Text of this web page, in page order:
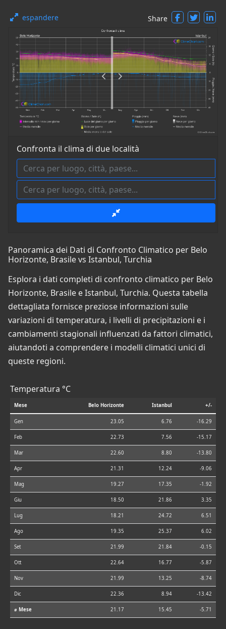
espandere Share
Confronta il clima di due località
Panoramica dei Dati di Confronto Climatico per Belo
Horizonte, Brasile vs Istanbul, Turchia
Esplora i dati completi di confronto climatico per Belo
Horizonte, Brasile e Istanbul, Turchia. Questa tabella
dettagliata fornisce preziose informazioni sulle
variazioni di temperatura, i livelli di precipitazioni e i
cambiamenti stagionali influenzati da fattori climatici,
aiutandoti a comprendere i modelli climatici unici di
queste regioni.
Temperatura °C
Mese Belo Horizonte Istanbul +/-
Gen 23.05 6.76 -16.29
Feb 22.73 7.56 -15.17
Mar 22.60 8.80 -13.80
Apr 21.31 12.24 -9.06
Mag 19.27 17.35 -1.92
Giu 18.50 21.86 3.35
Lug 18.21 24.72 6.51
Ago 19.35 25.37 6.02
Set 21.99 21.84 -0.15
Ott 22.64 16.77 -5.87
Nov 21.99 13.25 -8.74
Dic 22.36 8.94 -13.42
⌀ Mese 21.17 15.45 -5.71